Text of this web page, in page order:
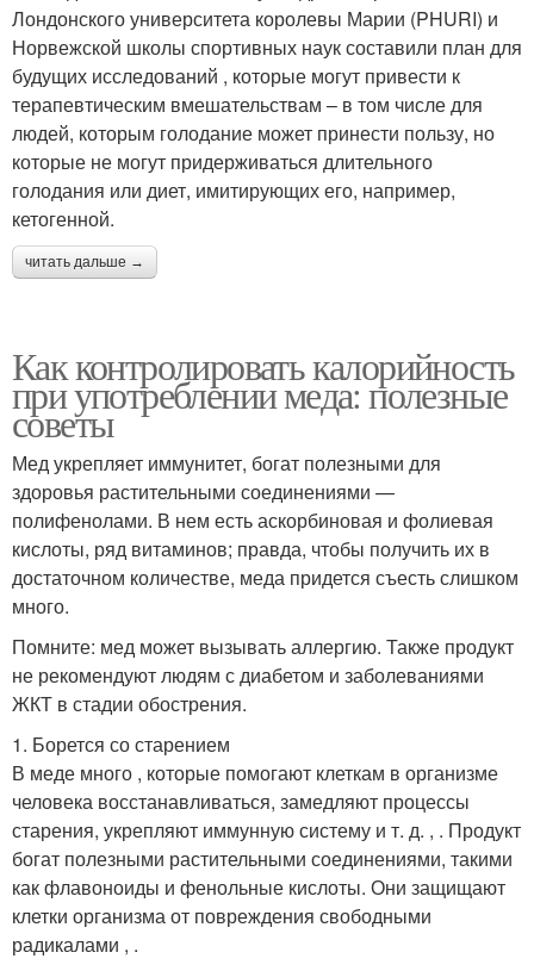
Лондонского университета королевы Марии (PHURI) и
Норвежской школы спортивных наук составили план для
будущих исследований , которые могут привести к
терапевтическим вмешательствам – в том числе для
людей, которым голодание может принести пользу, но
которые не могут придерживаться длительного
голодания или диет, имитирующих его, например,
кетогенной.
читать дальше →
Как контролировать калорийность
при употреблении меда: полезные
советы
Мед укрепляет иммунитет, богат полезными для
здоровья растительными соединениями —
полифенолами. В нем есть аскорбиновая и фолиевая
кислоты, ряд витаминов; правда, чтобы получить их в
достаточном количестве, меда придется съесть слишком
много.
Помните: мед может вызывать аллергию. Также продукт
не рекомендуют людям с диабетом и заболеваниями
ЖКТ в стадии обострения.
1. Борется со старением
В меде много , которые помогают клеткам в организме
человека восстанавливаться, замедляют процессы
старения, укрепляют иммунную систему и т. д. , . Продукт
богат полезными растительными соединениями, такими
как флавоноиды и фенольные кислоты. Они защищают
клетки организма от повреждения свободными
радикалами , .